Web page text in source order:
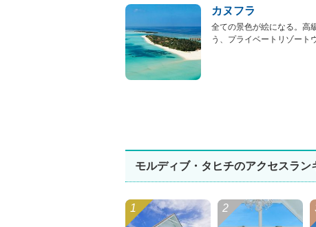
カヌフラ
全ての景色が絵になる。高
う、プライベートリゾート
モルディブ・タヒチのアクセスラン